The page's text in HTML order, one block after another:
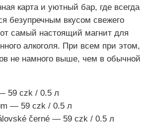
карта и уютный бар, где всегда
безупречным вкусом свежего
самый настоящий магнит для
алкоголя. При всем при этом,
не намного выше, чем в обычной
59 czk / 0.5 л
— 59 czk / 0.5 л
černé — 59 czk / 0.5 л